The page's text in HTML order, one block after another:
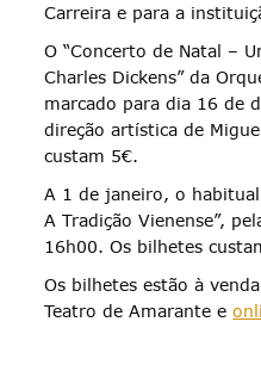
Carreira e para a
O “Concerto de Natal –
Charles Dickens” da
marcado para dia 16 de
direção artística de
custam 5€.
A 1 de janeiro, o
A Tradição Vienense”,
16h00. Os bilhetes
Os bilhetes estão à
Teatro de Amarante e